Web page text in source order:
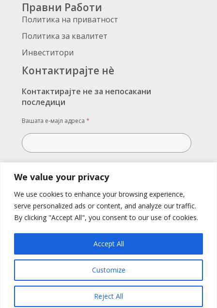
We value your privacy
We use cookies to enhance your browsing experience,
serve personalized ads or content, and analyze our traffic.
By clicking "Accept All", you consent to our use of cookies.
Customize
Reject All
Accept All
Правни Работи
Политика на приватност
Политика за квалитет
Инвеститори
Контактирајте нè
Контактирајте не за непосакани
последици
Вашата е-мајл адреса *
Испратете
All RIghts Reserved. Replek 2022